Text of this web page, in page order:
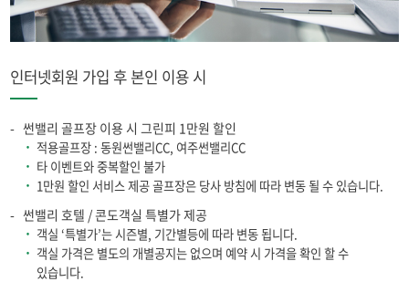
인터넷회원 가입 후 본인 이용 시
썬밸리 골프장 이용 시 그린피 1만원 할인
적용골프장 : 동원썬밸리CC, 여주썬밸리CC
타 이벤트와 중복할인 불가
1만원 할인 서비스 제공 골프장은 당사 방침에 따라 변동 될 수 있습니다.
썬밸리 호텔 / 콘도객실 특별가 제공
객실 ‘특별가’는 시즌별, 기간별등에 따라 변동 됩니다.
객실 가격은 별도의 개별공지는 없으며 예약 시 가격을 확인 할 수
있습니다.